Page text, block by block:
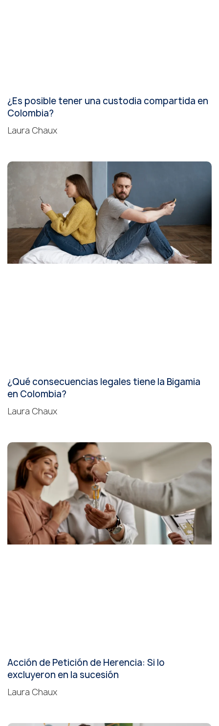
¿Es posible tener una custodia compartida en
Colombia?
Laura Chaux
¿Qué consecuencias legales tiene la Bigamia
en Colombia?
Laura Chaux
Acción de Petición de Herencia: Si lo
excluyeron en la sucesión
Laura Chaux